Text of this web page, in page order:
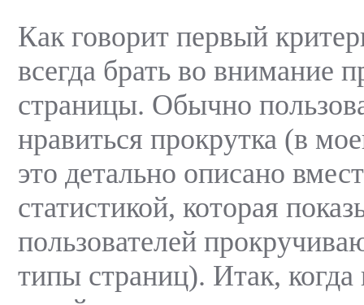
Как говорит первый
всегда брать во внимание
страницы. Обычно
нравиться прокрутка (в
это детально описано
статистикой, которая
пользователей
типы страниц). Итак, когда